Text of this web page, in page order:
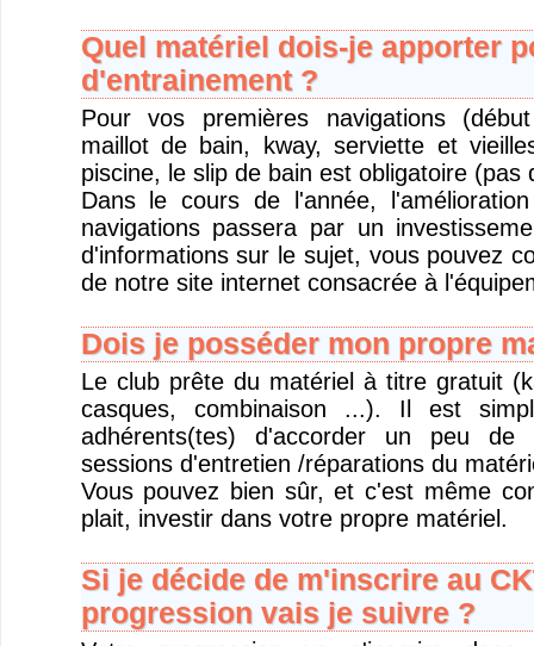
Quel matériel dois-je apporter
d'entrainement ?
Pour vos premières navigations
maillot de bain, kway, serviette et
piscine, le slip de bain est obligatoire (pas
Dans le cours de l'année,
navigations passera par un
d'informations sur le sujet, vous pouvez
de notre site internet consacrée à
Dois je posséder mon propre
Le club prête du matériel à titre gratuit
casques, combinaison ...). Il est
adhérents(tes) d'accorder un peu
sessions d'entretien /réparations du
Vous pouvez bien sûr, et c'est même
plait, investir dans votre propre matériel.
Si je décide de m'inscrire au
progression vais je suivre ?